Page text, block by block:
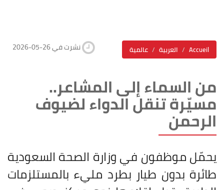
عالمية العربية Accueil 2026-05-26 نشرت في
من السماء إلى المشاعر..
مسيّرة تنقل الدواء لضيوف
الرحمن
يحمّل موظفون في وزارة الصحة السعودية
طائرة بدون طيار بطرد مليء بالمستلزمات